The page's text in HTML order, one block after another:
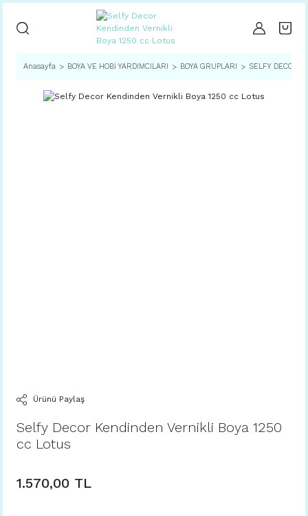
Anasayfa BOYA VE HOBİ YARDIMCILARI BOYA GRUPLARI SELFY DECOR
Ürünü Paylaş
Selfy Decor Kendinden Vernikli Boya 1250
cc Lotus
1.570,00 TL